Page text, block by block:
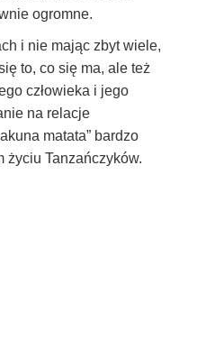
ogromne.
i nie mając zbyt wiele,
to, co się ma, ale też
człowieka i jego
na relacje
matata” bardzo
życiu Tanzańczyków.